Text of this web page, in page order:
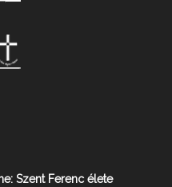
Szent Ferenc élete